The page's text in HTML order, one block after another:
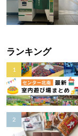
ランキング